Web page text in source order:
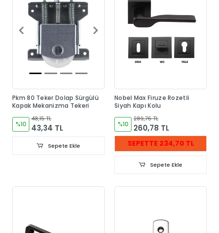
Pkm 80 Teker Dolap Sürgülü
Kapak Mekanizma Tekeri
%10
48,15 TL
43,34 TL
Sepete Ekle
Nobel Max Firuze Rozetli
Siyah Kapı Kolu
%10
289,76 TL
260,78 TL
SEPETTE 234,70 TL
Sepete Ekle